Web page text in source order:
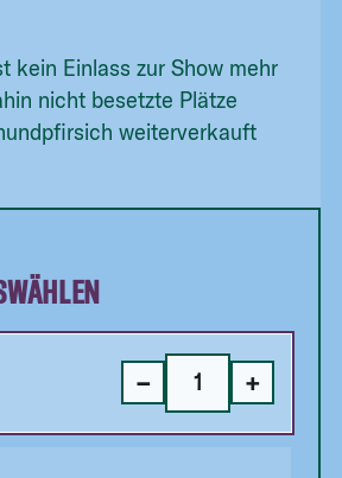
kein Einlass zur Show mehr
nicht besetzte Plätze
weiterverkauft
− +